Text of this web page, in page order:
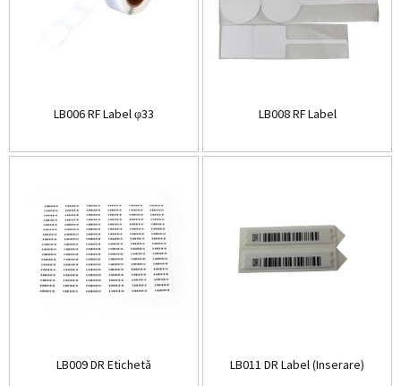
LB006 RF Label φ33 LB008 RF Label
LB009 DR Etichetă LB011 DR Label (Inserare)